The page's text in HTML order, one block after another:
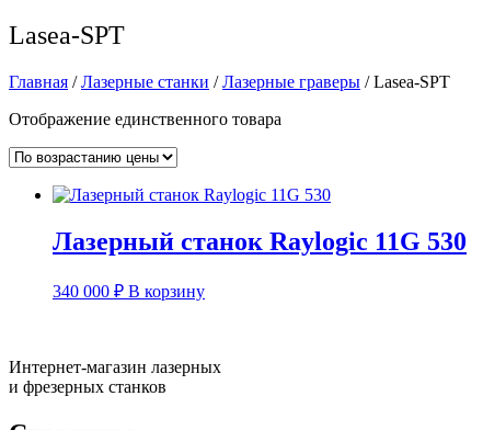
Lasea-SPT
Главная /Лазерные станки /Лазерные граверы / Lasea-SPT
Отображение единственного товара
Лазерный станок Raylogic 11G 530
340 000 ₽ В корзину
Интернет-магазин лазерных
и фрезерных станков